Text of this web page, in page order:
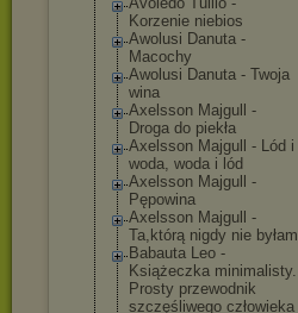
Korzenie niebios
Awolusi Danuta -
Macochy
Awolusi Danuta - Twoja
wina
Axelsson Majgull -
Droga do piekła
Axelsson Majgull - Lód i
woda, woda i lód
Axelsson Majgull -
Pępowina
Axelsson Majgull -
Ta,którą nigdy nie byłam
Babauta Leo -
Książeczka minimalisty.
Prosty przewodnik
szczęśliwego człowieka